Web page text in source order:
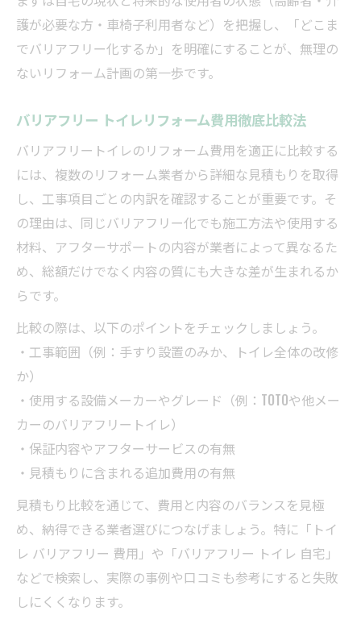
護が必要な方・車椅子利用者など）を把握し、「どこま
でバリアフリー化するか」を明確にすることが、無理の
ないリフォーム計画の第一歩です。
バリアフリー トイレリフォーム費用徹底比較法
バリアフリートイレのリフォーム費用を適正に比較する
には、複数のリフォーム業者から詳細な見積もりを取得
し、工事項目ごとの内訳を確認することが重要です。そ
の理由は、同じバリアフリー化でも施工方法や使用する
材料、アフターサポートの内容が業者によって異なるた
め、総額だけでなく内容の質にも大きな差が生まれるか
らです。
比較の際は、以下のポイントをチェックしましょう。
・工事範囲（例：手すり設置のみか、トイレ全体の改修
か）
・使用する設備メーカーやグレード（例：TOTOや他メー
カーのバリアフリートイレ）
・保証内容やアフターサービスの有無
・見積もりに含まれる追加費用の有無
見積もり比較を通じて、費用と内容のバランスを見極
め、納得できる業者選びにつなげましょう。特に「トイ
レ バリアフリー 費用」や「バリアフリー トイレ 自宅」
などで検索し、実際の事例や口コミも参考にすると失敗
しにくくなります。